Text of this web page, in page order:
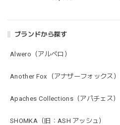
ブランドから探す
Alwero（アルベロ）
Another Fox（アナザーフォックス）
Apaches Collections（アパチェス）
SHOMKA（旧：ASH アッシュ）